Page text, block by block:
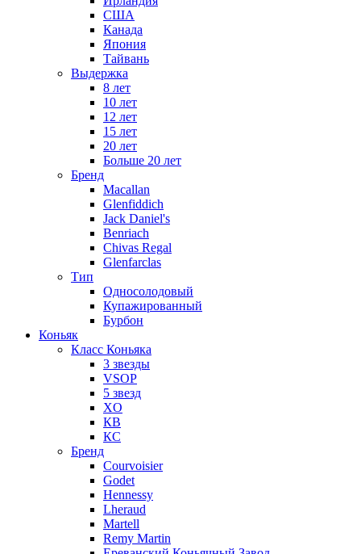
США
Канада
Япония
Тайвань
Выдержка
8 лет
10 лет
12 лет
15 лет
20 лет
Больше 20 лет
Бренд
Macallan
Glenfiddich
Jack Daniel's
Benriach
Chivas Regal
Glenfarclas
Тип
Односолодовый
Купажированный
Бурбон
Коньяк
Класс Коньяка
3 звезды
VSOP
5 звезд
XO
КВ
КС
Бренд
Courvoisier
Godet
Hennessy
Lheraud
Martell
Remy Martin